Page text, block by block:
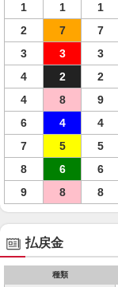
1 1 1
2
7 7
3
3 3
4
2 2
4
8 9
6
4 4
7
5 5
8
6 6
9
8 8
払戻金
種類